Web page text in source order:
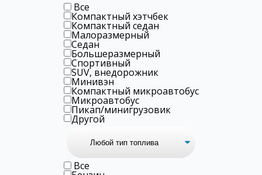
Все
Компактный хэтчбек
Компактный седан
Малоразмерный
Седан
Большеразмерный
Спортивный
SUV, внедорожник
Минивэн
Компактный микроавтобус
Микроавтобус
Пикап/минигрузовик
Другой
Все